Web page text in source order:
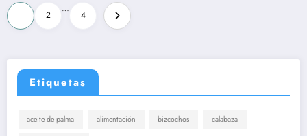
Paginación
de
entradas
2
…
4
Etiquetas
aceite de palma alimentación bizcochos calabaza